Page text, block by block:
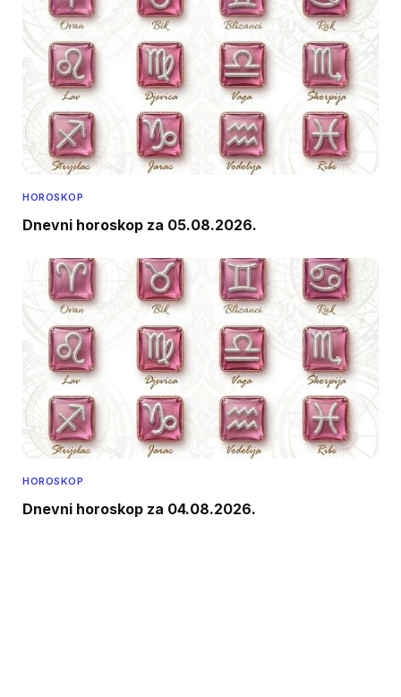
HOROSKOP
Dnevni horoskop za 05.08.2026.
HOROSKOP
Dnevni horoskop za 04.08.2026.